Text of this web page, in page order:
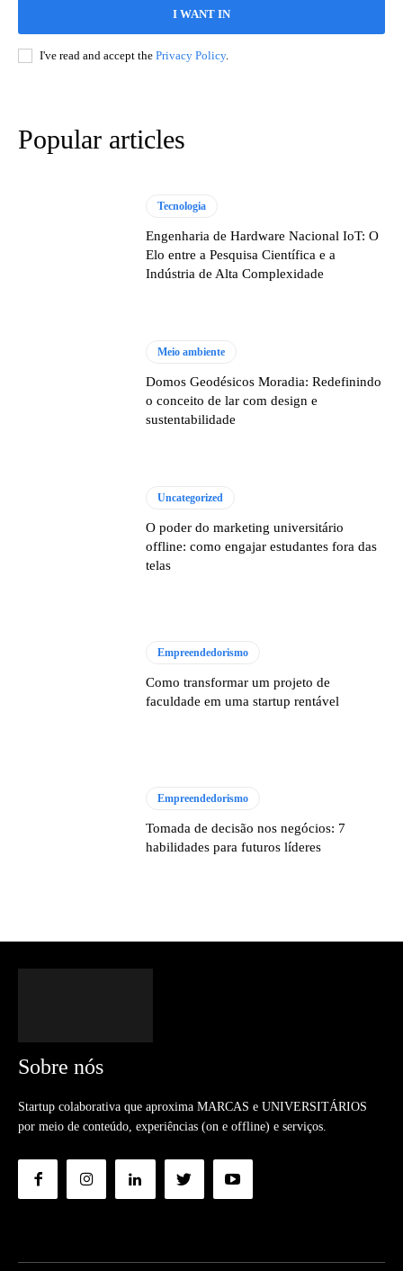
I WANT IN
I've read and accept the Privacy Policy.
Popular articles
Tecnologia
Engenharia de Hardware Nacional IoT: O
Elo entre a Pesquisa Científica e a
Indústria de Alta Complexidade
Meio ambiente
Domos Geodésicos Moradia: Redefinindo
o conceito de lar com design e
sustentabilidade
Uncategorized
O poder do marketing universitário
offline: como engajar estudantes fora das
telas
Empreendedorismo
Como transformar um projeto de
faculdade em uma startup rentável
Empreendedorismo
Tomada de decisão nos negócios: 7
habilidades para futuros líderes
Sobre nós
Startup colaborativa que aproxima MARCAS e UNIVERSITÁRIOS
por meio de conteúdo, experiências (on e offline) e serviços.